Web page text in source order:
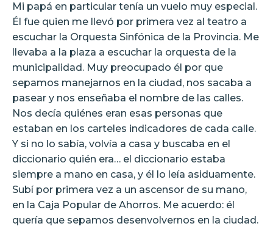
Mi papá en particular tenía un vuelo muy especial.
Él fue quien me llevó por primera vez al teatro a
escuchar la Orquesta Sinfónica de la Provincia. Me
llevaba a la plaza a escuchar la orquesta de la
municipalidad. Muy preocupado él por que
sepamos manejarnos en la ciudad, nos sacaba a
pasear y nos enseñaba el nombre de las calles.
Nos decía quiénes eran esas personas que
estaban en los carteles indicadores de cada calle.
Y si no lo sabía, volvía a casa y buscaba en el
diccionario quién era… el diccionario estaba
siempre a mano en casa, y él lo leía asiduamente.
Subí por primera vez a un ascensor de su mano,
en la Caja Popular de Ahorros. Me acuerdo: él
quería que sepamos desenvolvernos en la ciudad.